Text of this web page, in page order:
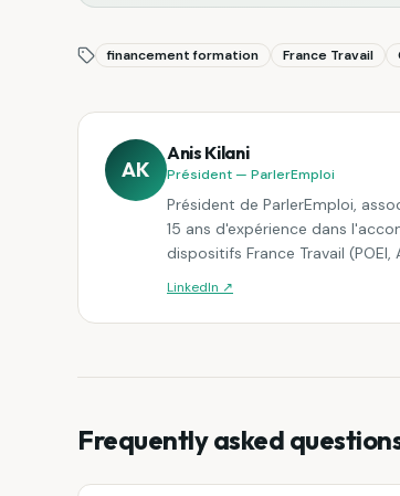
financement formation France Travail
AK
Anis Kilani
Président — ParlerEmploi
Président de ParlerEmploi,
15 ans d'expérience dans
dispositifs France Travail (POEI,
LinkedIn ↗
Frequently asked